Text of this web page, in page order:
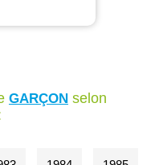
GARÇONselon